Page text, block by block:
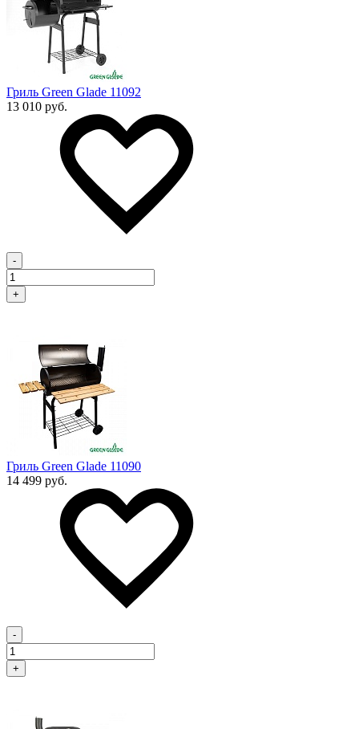
Гриль Green Glade 11092
13 010 руб.
-
+
Гриль Green Glade 11090
14 499 руб.
-
+